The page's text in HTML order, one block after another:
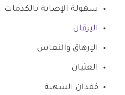
سهولة الإصابة بالكدمات
اليرقان
الإرهاق والنعاس
الغثيان
فقدان الشهية